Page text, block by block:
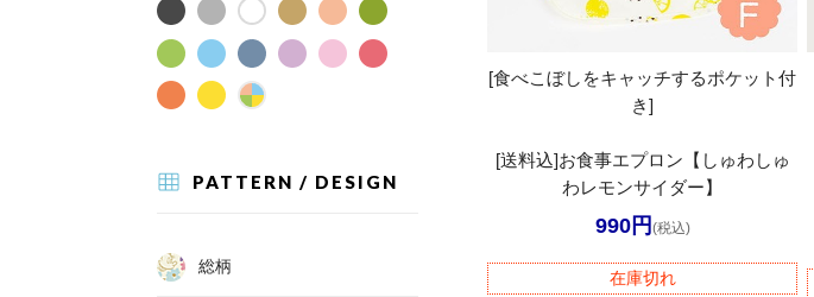
PATTERN / DESIGN
総柄
[食べこぼしをキャッチするポケット付
き]
[送料込]お食事エプロン【しゅわしゅ
わレモンサイダー】
990円 (税込)
在庫切れ